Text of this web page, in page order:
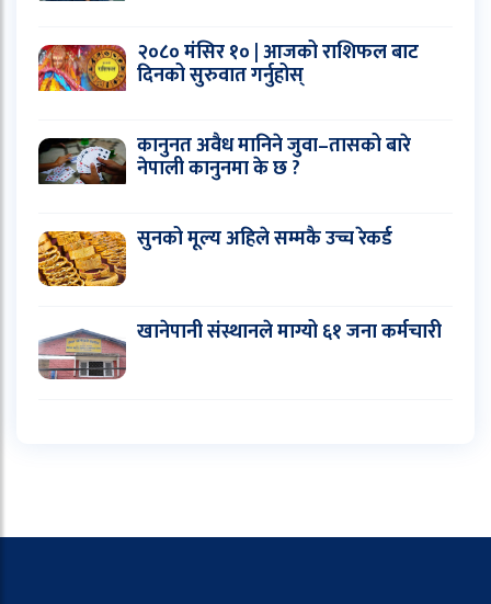
२०८० मंसिर १० | आजको राशिफल बाट
दिनको सुरुवात गर्नुहोस्
कानुनत अवैध मानिने जुवा–तासको बारे
नेपाली कानुनमा के छ ?
सुनको मूल्य अहिले सम्मकै उच्च रेकर्ड
खानेपानी संस्थानले माग्यो ६१ जना कर्मचारी